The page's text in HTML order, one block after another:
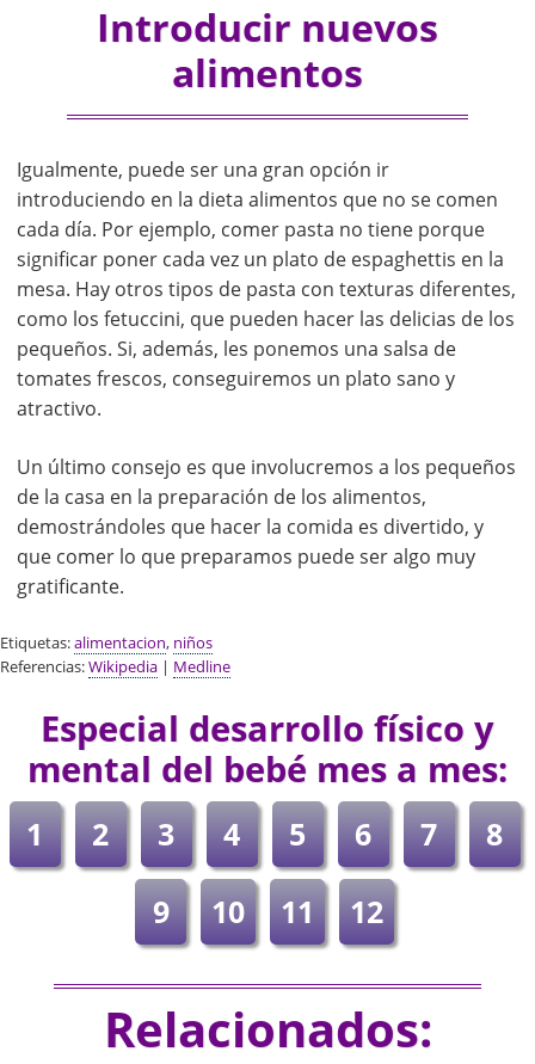
Introducir nuevos
alimentos
Igualmente, puede ser una gran opción ir
introduciendo en la dieta alimentos que no se comen
cada día. Por ejemplo, comer pasta no tiene porque
significar poner cada vez un plato de espaghettis en la
mesa. Hay otros tipos de pasta con texturas diferentes,
como los fetuccini, que pueden hacer las delicias de los
pequeños. Si, además, les ponemos una salsa de
tomates frescos, conseguiremos un plato sano y
atractivo.
Un último consejo es que involucremos a los pequeños
de la casa en la preparación de los alimentos,
demostrándoles que hacer la comida es divertido, y
que comer lo que preparamos puede ser algo muy
gratificante.
Etiquetas:alimentacion, niños
Referencias:Wikipedia | Medline
Especial desarrollo físico y
mental del bebé mes a mes:
1 2 3 4 5 6 7
8
9
10 11 12
Relacionados: